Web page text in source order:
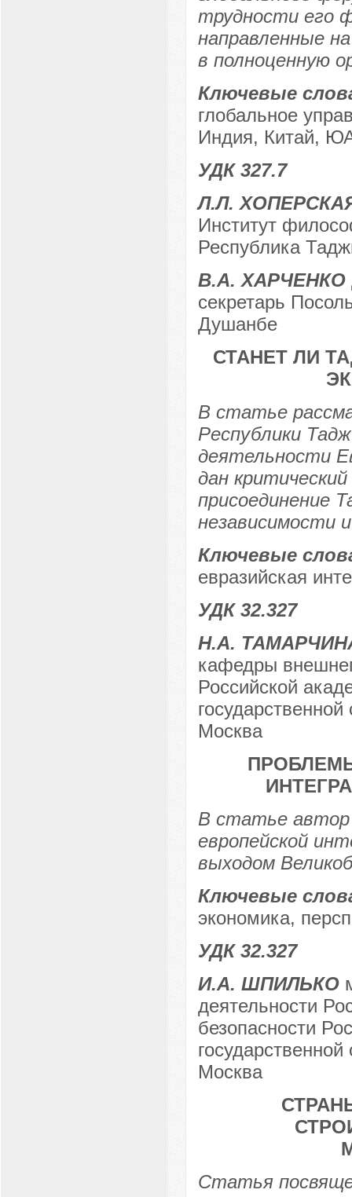
трудности его
направленные
в полноценную
Ключевые
глобальное
Индия, Китай,
УДК 327.7
Л.Л.
Институт
Республика
В.А. ХАРЧЕНКО
секретарь
Душанбе
СТАНЕТ ЛИ
В статье
Республики
деятельности
дан
присоединение
независимости
Ключевые
евразийская
УДК 32.327
Н.А.
кафедры
Российской
Москва
В статье автор
европейской
выходом
Ключевые
экономика,
УДК 32.327
И.А. ШПИЛЬКО
деятельности
безопасности
Москва
Статья